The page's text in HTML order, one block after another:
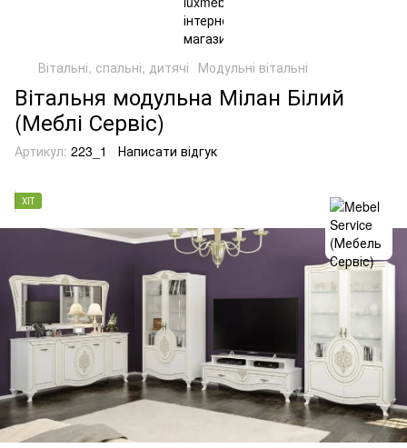
Вітальні, спальні, дитячі Модульні вітальні
Вітальня модульна Мілан Білий
(Меблі Сервіс)
Артикул: 223_1 Написати відгук
ХІТ